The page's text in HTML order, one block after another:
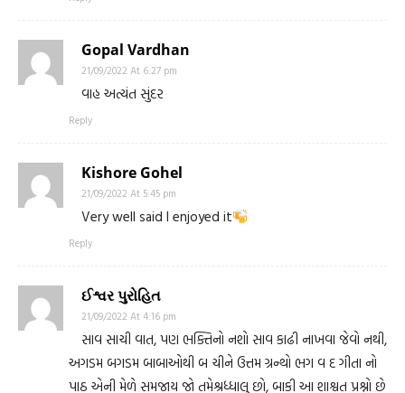
Gopal Vardhan
21/09/2022 At 6:27 pm
વાહ અત્યંત સુંદર
Reply
Kishore Gohel
21/09/2022 At 5:45 pm
Very well said I enjoyed it
Reply
ઈશ્વર પુરોહિત
21/09/2022 At 4:16 pm
સાવ સાચી વાત, પણ ભક્તિનો નશો સાવ કાઢી નાખવા જેવો નથી,
અગડમ બગડમ બાબાઓથી બ ચીને ઉત્તમ ગ્રન્થો ભગ વ દ ગીતા નો
પાઠ એની મેળે સમજાય જો તમેશ્રધ્ધાલુ છો, બાકી આ શાશ્વત પ્રશ્નો છે